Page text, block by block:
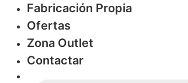
Fabricación Propia
Ofertas
Zona Outlet
Contactar